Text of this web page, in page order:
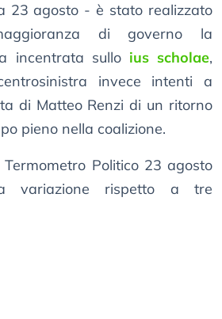
23 agosto - è stato realizzato
di governo la
incentrata sullo ius scholae,
invece intenti a
di Matteo Renzi di un ritorno
pieno nella coalizione.
Politico 23 agosto
variazione rispetto a tre